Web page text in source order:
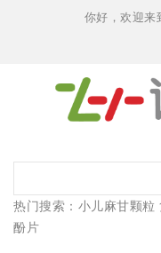
你好，欢迎来
热门搜索： 小儿麻甘颗粒
酚片